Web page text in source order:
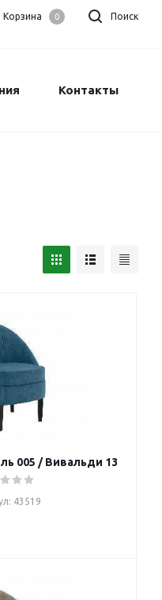
Поиск
Корзина 0
Контакты
005 / Вивальди 13
43519